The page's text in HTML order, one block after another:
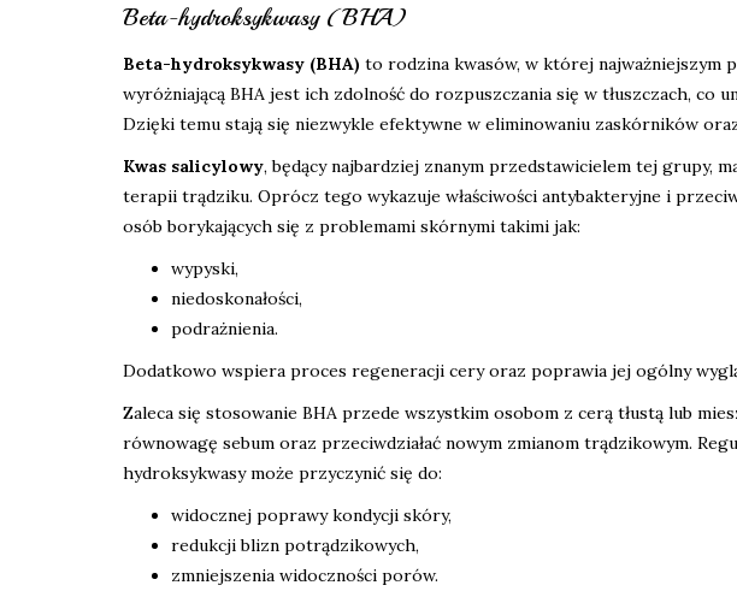
Beta-hydroksykwasy (BHA)
Beta-hydroksykwasy (BHA) to rodzina kwasów, w której najważniejszym
wyróżniającą BHA jest ich zdolność do rozpuszczania się w tłuszczach, co
Dzięki temu stają się niezwykle efektywne w eliminowaniu zaskórników
Kwas salicylowy, będący najbardziej znanym przedstawicielem tej grupy,
terapii trądziku. Oprócz tego wykazuje właściwości antybakteryjne i
osób borykających się z problemami skórnymi takimi jak:
wypyski,
niedoskonałości,
podrażnienia.
Dodatkowo wspiera proces regeneracji cery oraz poprawia jej ogólny
Zaleca się stosowanie BHA przede wszystkim osobom z cerą tłustą lub
równowagę sebum oraz przeciwdziałać nowym zmianom trądzikowym.
hydroksykwasy może przyczynić się do:
widocznej poprawy kondycji skóry,
redukcji blizn potrądzikowych,
zmniejszenia widoczności porów.